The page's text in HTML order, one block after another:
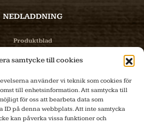
samtycke till cookies
använder vi teknik som cookies för
till enhetsinformation. Att samtycka till
för oss att bearbeta data som
ID på denna webbplats. Att inte samtycka
kan påverka vissa funktioner och
NEDLADDNING
Produktblad
Bilder
PRODUKTER
Produktinfo